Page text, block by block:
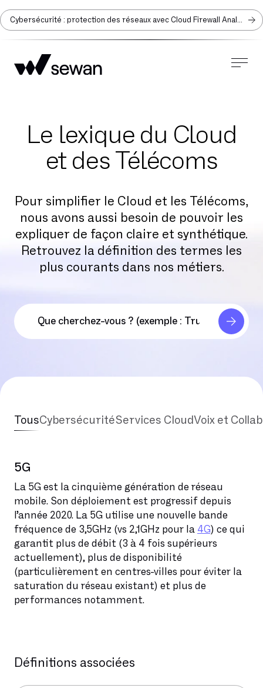
Cybersécurité : protection des réseaux avec Cloud Firewall Analyzer
Le lexique du Cloud
et des Télécoms
Pour simplifier le Cloud et les Télécoms,
nous avons aussi besoin de pouvoir les
expliquer de façon claire et synthétique.
Retrouvez la définition des termes les
plus courants dans nos métiers.
TousCybersécuritéServices Cloud Voix et
5G
La 5G est la cinquième génération de réseau
mobile. Son déploiement est progressif depuis
l’année 2020. La 5G utilise une nouvelle bande
fréquence de 3,5GHz (vs 2,1GHz pour la 4G) ce qui
garantit plus de débit (3 à 4 fois supérieurs
actuellement), plus de disponibilité
(particulièrement en centres-villes pour éviter la
saturation du réseau existant) et plus de
performances notamment.
Définitions associées